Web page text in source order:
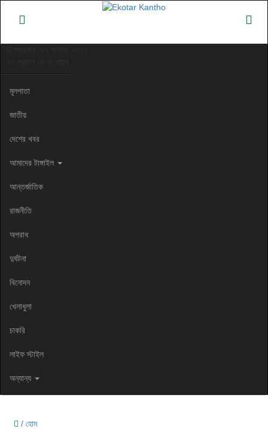
মূলপাতা
জাতীয়
দেশের খবর
আমাদের টাঙ্গাইল
আন্তর্জাতিক
রাজনীতি
অপরাধ
দুর্ঘটনা
বিনোদন
খেলাধুলা
চাকরি
লাইফ স্টাইল
অন্যান্য
/ হোম